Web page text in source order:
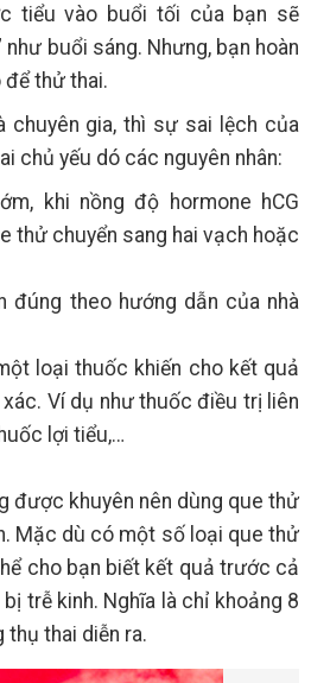
tiểu vào buổi tối của bạn sẽ
như buổi sáng. Nhưng, bạn hoàn
thử thai.
gia, thì sự sai lệch của
chủ yếu dó các nguyên nhân:
khi nồng độ hormone hCG
thử chuyển sang hai vạch hoặc
đúng theo hướng dẫn của nhà
loại thuốc khiến cho kết quả
Ví dụ như thuốc điều trị liên
lợi tiểu,…
được khuyên nên dùng que thử
Mặc dù có một số loại que thử
cho bạn biết kết quả trước cả
trễ kinh. Nghĩa là chỉ khoảng 8
thụ thai diễn ra.